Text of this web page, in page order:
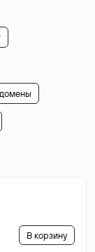
В корзину